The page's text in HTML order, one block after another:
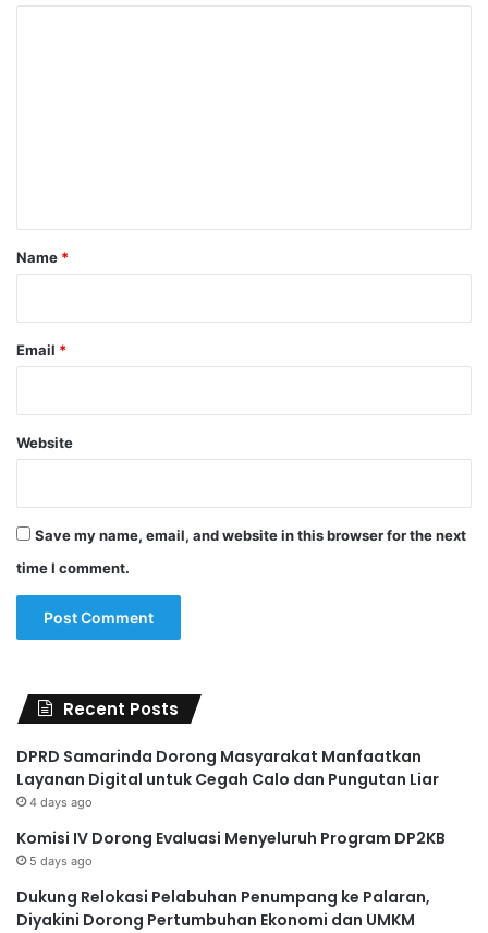
*
Name *
Email *
Website
Save my name, email, and website in this browser for the next
time I comment.
Recent Posts
DPRD Samarinda Dorong Masyarakat Manfaatkan
Layanan Digital untuk Cegah Calo dan Pungutan Liar
4 days ago
Komisi IV Dorong Evaluasi Menyeluruh Program DP2KB
5 days ago
Dukung Relokasi Pelabuhan Penumpang ke Palaran,
Diyakini Dorong Pertumbuhan Ekonomi dan UMKM